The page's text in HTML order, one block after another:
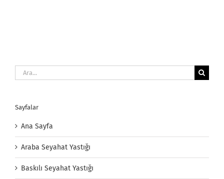
Ara:
Sayfalar
Ana Sayfa
Araba Seyahat Yastığı
Baskılı Seyahat Yastığı